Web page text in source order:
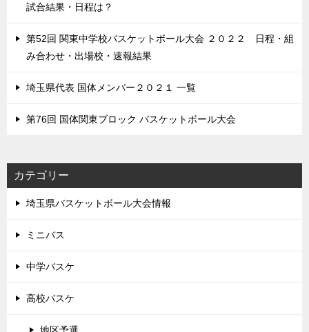
試合結果・日程は？
第52回 関東中学校バスケットボール大会 ２０２２ 日程・組
み合わせ・出場校・速報結果
埼玉県代表 国体メンバー２０２１ 一覧
第76回 国体関東ブロック バスケットボール大会
カテゴリー
埼玉県バスケットボール大会情報
ミニバス
中学バスケ
高校バスケ